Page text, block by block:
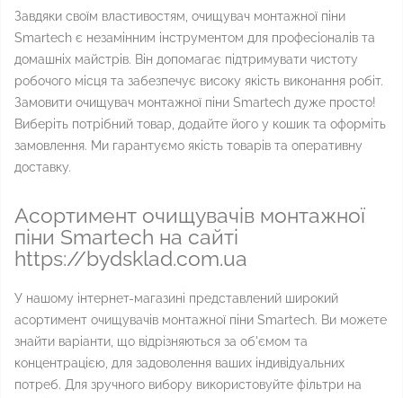
Завдяки своїм властивостям, очищувач монтажної піни
Smartech є незамінним інструментом для професіоналів та
домашніх майстрів. Він допомагає підтримувати чистоту
робочого місця та забезпечує високу якість виконання робіт.
Замовити очищувач монтажної піни Smartech дуже просто!
Виберіть потрібний товар, додайте його у кошик та оформіть
замовлення. Ми гарантуємо якість товарів та оперативну
доставку.
Асортимент очищувачів монтажної
піни Smartech на сайті
https://bydsklad.com.ua
У нашому інтернет-магазині представлений широкий
асортимент очищувачів монтажної піни Smartech. Ви можете
знайти варіанти, що відрізняються за об'ємом та
концентрацією, для задоволення ваших індивідуальних
потреб. Для зручного вибору використовуйте фільтри на